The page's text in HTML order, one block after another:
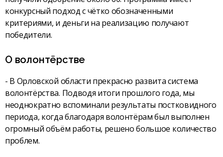
конкурсный подход с чётко обозначенными
критериями, и деньги на реализацию получают
победители.
О волонтёрстве
- В Орловской области прекрасно развита система
волонтёрства. Подводя итоги прошлого года, мы
неоднократно вспоминали результаты постковидного
периода, когда благодаря волонтёрам был выполнен
огромный объём работы, решено большое количество
проблем.